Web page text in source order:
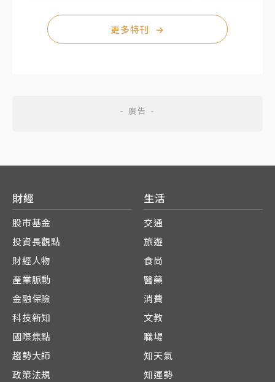
更多特刊 →
財經
股市基金
投資長觀點
財經人物
產業脈動
金融保險
科技新知
國際焦點
趨勢大師
政策法規
生活
交通
旅遊
食尚
醫藥
消費
文教
職場
知天氣
知運勢